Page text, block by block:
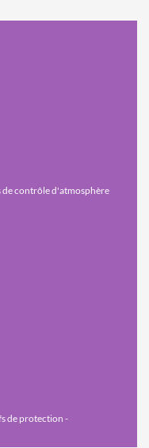
contrôle d'atmosphère
de protection -